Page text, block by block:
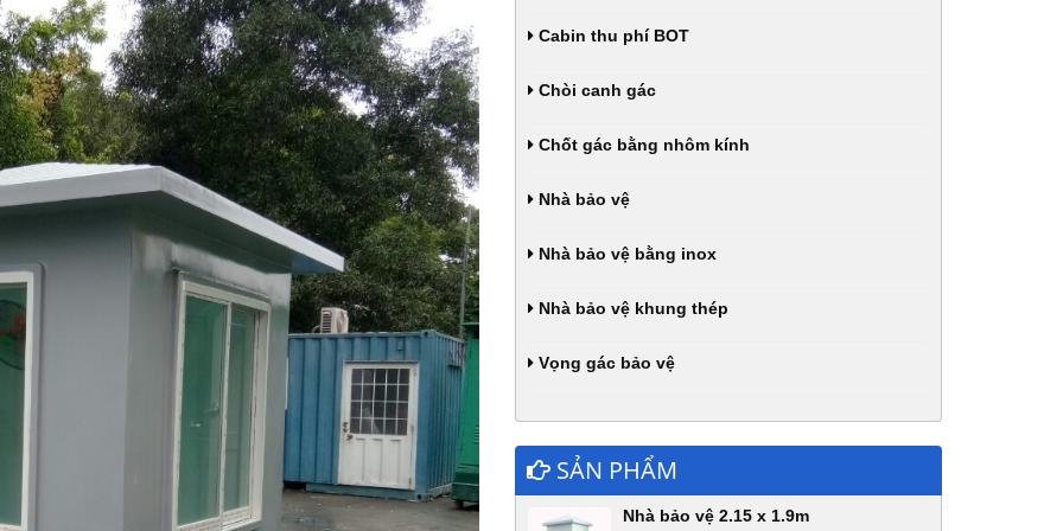
Cabin thu phí BOT
Chòi canh gác
Chốt gác bằng nhôm kính
Nhà bảo vệ
Nhà bảo vệ bằng inox
Nhà bảo vệ khung thép
Vọng gác bảo vệ
SẢN PHẨM
Nhà bảo vệ 2.15 x 1.9m